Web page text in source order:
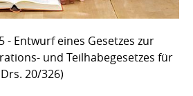
- Entwurf eines Gesetzes zur
und Teilhabegesetzes für
20/326)